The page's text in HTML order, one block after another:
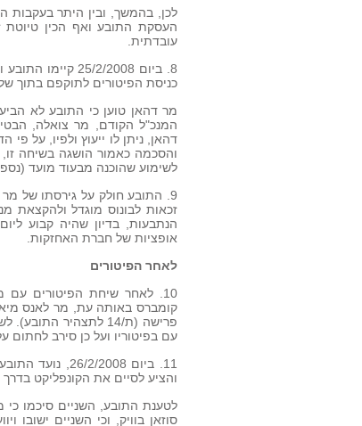
עובדתית.
8. ביום 25/2/
כניסת הפיטורים לתוקפם בתוך
מר דהאן טוען כי התובע לא
המנכ"ל הקודם, מר צואלה,
דהאן, ניתן לו ייעוץ ולפיו, על
והסכמה כאמור הושגה בשיחה זו,
לשימוע שהוכנה מבעוד מועד (נספח 5 לתצהיר מר דהאן) לא נשלחה
9. התובע חולק על גירסתו של מר
זכאות לבונוס מוגדל ולהקצאת
אופציות של חברת האחזקות.
לאחר הפיטורים
קומברס באותה עת, מר לאנס
פרישה (ת/14 לתצהיר
עם בפיטוריו ועל כן סירב לחתום
11. ביום 26/
והציע לסיים את הקונפליקט
לטענת התובע, השניים סיכמו כי